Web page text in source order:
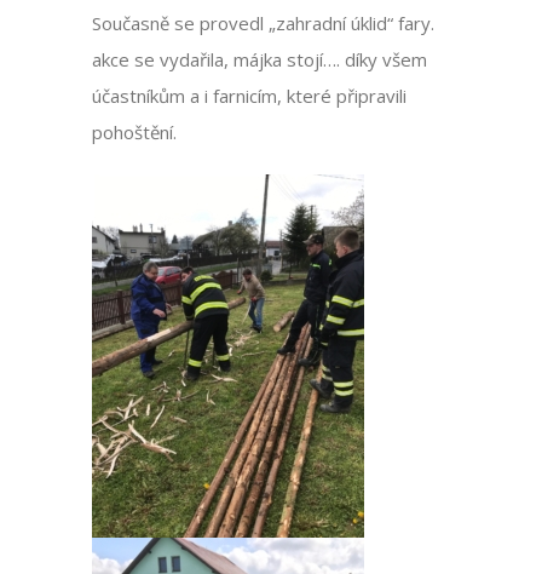
Současně se provedl „zahradní úklid“ fary.
akce se vydařila, májka stojí…. díky všem
účastníkům a i farnicím, které připravili
pohoštění.